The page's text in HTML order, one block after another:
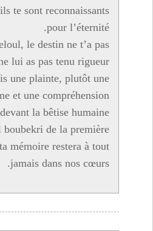
te sont reconnaissants
pour l’éternité.
le destin ne t’a pas
lui as pas tenu rigueur
une plainte, plutôt une
et une compréhension
devant la bêtise humaine.
boubekri de la première
mémoire restera à tout
jamais dans nos cœurs.